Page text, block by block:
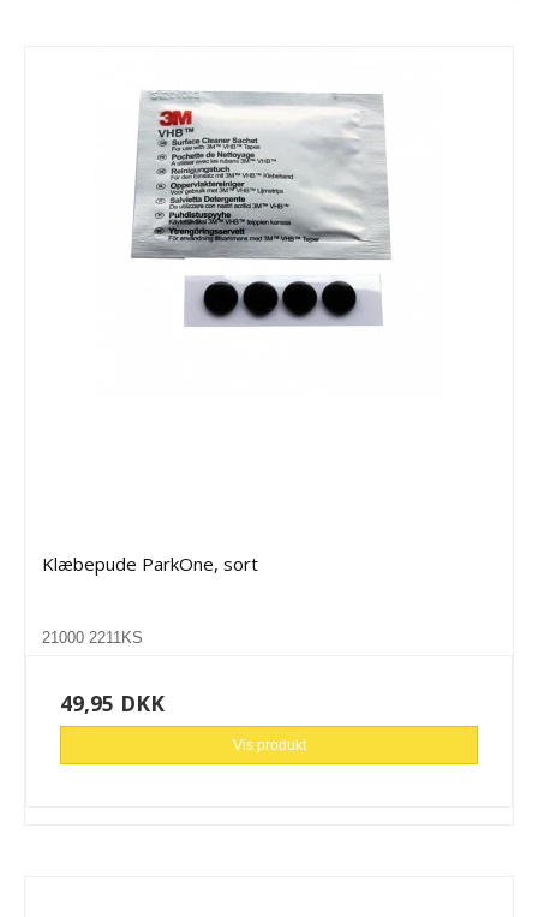
Klæbepude ParkOne, sort
21000 2211KS
49,95 DKK
Vis produkt